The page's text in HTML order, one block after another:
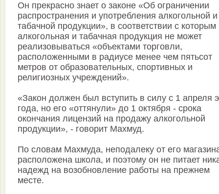
Он прекрасно знает о законе «Об ограничении
распространения и употребления алкогольной и
табачной продукции», в соответствии с которым
алкогольная и табачная продукция не может
реализовываться «объектами торговли,
расположенными в радиусе менее чем пятьсот
метров от образовательных, спортивных и
религиозных учреждений».
«Закон должен был вступить в силу с 1 апреля
года, но его «оттянули» до 1 октября - срока
окончания лицензий на продажу алкогольной
продукции», - говорит Махмуд.
По словам Махмуда, неподалеку от его
расположена школа, и поэтому он не питает
надежд на возобновление работы на прежнем
месте.